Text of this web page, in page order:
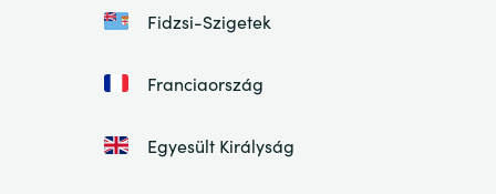
Fidzsi-Szigetek
Franciaország
Egyesült Királyság